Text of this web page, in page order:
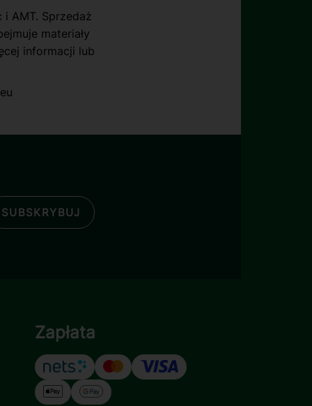
AMT. Sprzedaż
materiały
informacji lub
SUBSKRYBUJ
Zapłata